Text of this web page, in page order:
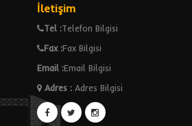
İletişim
Tel :Telefon Bilgisi
Fax :Fax Bilgisi
Email :Email Bilgisi
Adres:Adres Bilgisi